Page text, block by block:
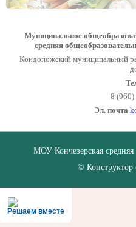
Муниципальное
средняя
Кондопожский муниципальный
8 (960)
Эл. почта
МОУ Кончезерская средняя
© Конструктор
Решаем вместе